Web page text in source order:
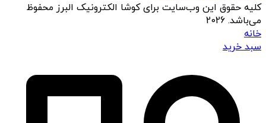
کلیه حقوق این وب‌سایت برای کوشا الکترونیک البرز محفوظ
می‌باشد. 2026
خانه
سبد خرید